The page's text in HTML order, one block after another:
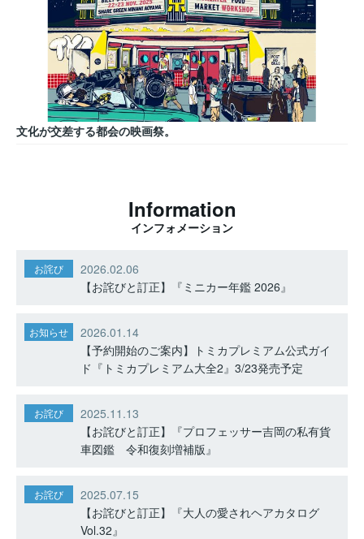
文化が交差する都会の映画祭。
Information
インフォメーション
お詫び
2026.02.06
【お詫びと訂正】『ミニカー年鑑 2026』
お知らせ
2026.01.14
【予約開始のご案内】トミカプレミアム公式ガイ
ド『トミカプレミアム大全2』3/23発売予定
お詫び
2025.11.13
【お詫びと訂正】『プロフェッサー吉岡の私有貨
車図鑑 令和復刻増補版』
お詫び
2025.07.15
【お詫びと訂正】『大人の愛されヘアカタログ
Vol.32』